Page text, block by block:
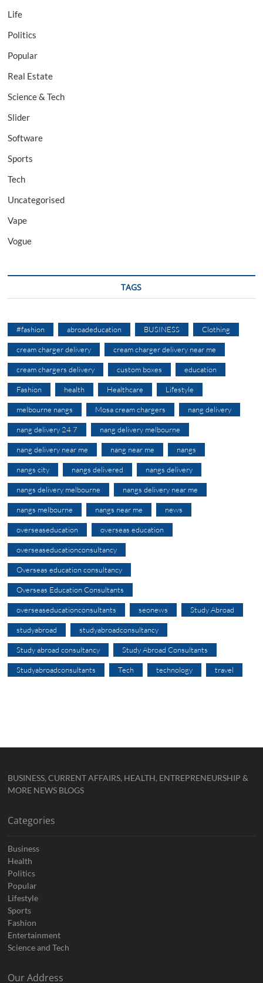
Life
Politics
Popular
Real Estate
Science & Tech
Slider
Software
Sports
Tech
Uncategorised
Vape
Vogue
TAGS
#fashion abroadeducation BUSINESS Clothing
cream charger delivery cream charger delivery near me
cream chargers delivery custom boxes education
Fashion health Healthcare Lifestyle
melbourne nangs Mosa cream chargers nang delivery
nang delivery 24 7 nang delivery melbourne
nang delivery near me nang near me nangs
nangs city nangs delivered nangs delivery
nangs delivery melbourne nangs delivery near me
nangs melbourne nangs near me news
overseaseducation overseas education
overseaseducationconsultancy
Overseas education consultancy
Overseas Education Consultants
overseaseducationconsultants seonews Study Abroad
studyabroad studyabroadconsultancy
Study abroad consultancy Study Abroad Consultants
Studyabroadconsultants Tech technology travel
BUSINESS, CURRENT AFFAIRS, HEALTH, ENTREPRENEURSHIP &
MORE NEWS BLOGS
Categories
Business
Health
Politics
Popular
Lifestyle
Sports
Fashion
Entertainment
Science and Tech
Our Address